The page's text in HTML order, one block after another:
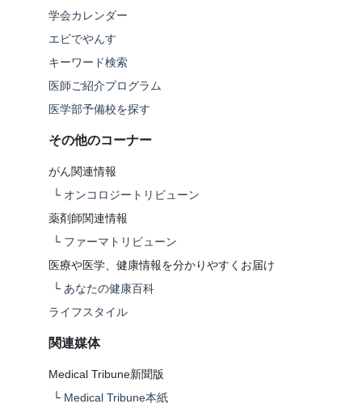
学会カレンダー
エビでやんす
キーワード検索
医師ご紹介プログラム
医学部予備校を探す
その他のコーナー
がん関連情報
└ オンコロジートリビューン
薬剤師関連情報
└ ファーマトリビューン
医療や医学、健康情報を分かりやすくお届け
└ あなたの健康百科
ライフスタイル
関連媒体
Medical Tribune新聞版
└ Medical Tribune本紙